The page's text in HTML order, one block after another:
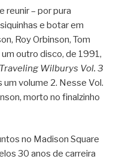
reunir – por pura
e botar em
Roy Orbinson, Tom
outro disco, de 1991,
Traveling Wilburys Vol. 3
volume 2. Nesse Vol.
morto no finalzinho
no Madison Square
30 anos de carreira